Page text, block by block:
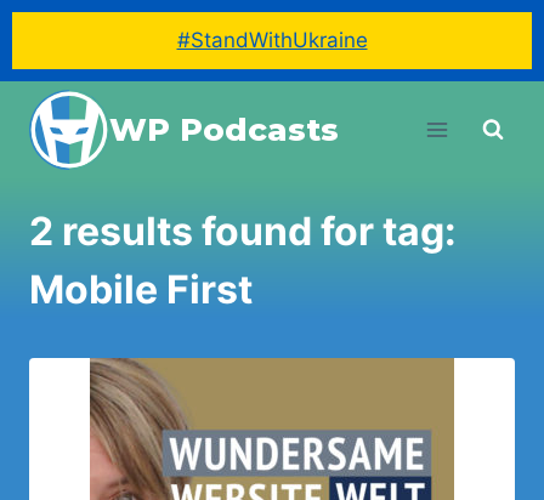
#StandWithUkraine
content
WP Podcasts
2 results found for tag:
Mobile First